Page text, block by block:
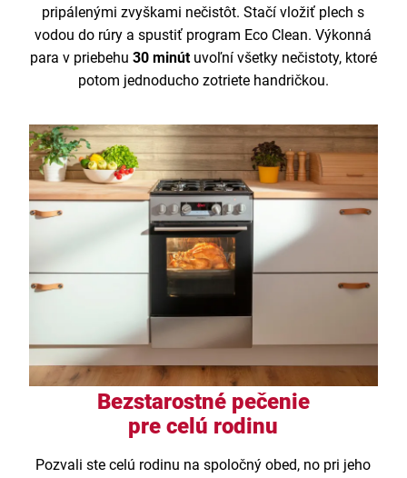
pripálenými zvyškami nečistôt. Stačí vložiť plech s
vodou do rúry a spustiť program Eco Clean. Výkonná
para v priebehu 30 minútuvoľní všetky nečistoty, ktoré
potom jednoducho zotriete handričkou.
Bezstarostné pečenie
pre celú rodinu
Pozvali ste celú rodinu na spoločný obed, no pri jeho